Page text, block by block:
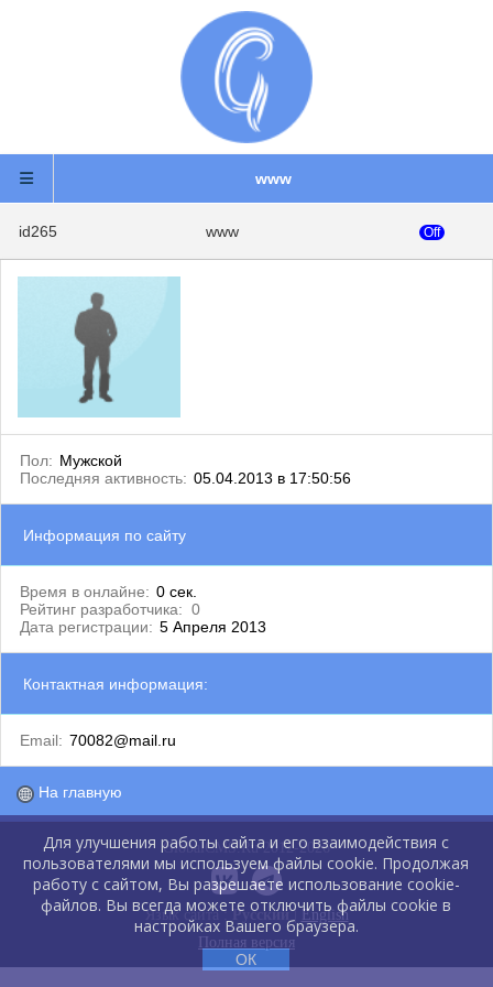
www
id265 www Off
Пол: Мужской
Последняя активность: 05.04.2013 в 17:50:56
Информация по сайту
Время в онлайне: 0 сек.
Рейтинг разработчика: 0
Дата регистрации: 5 Апреля 2013
Контактная информация:
Email: 70082@mail.ru
На главную
GlobalCMS.Ru 2012-2026
Язык сайта :Русский| English
Полная версия
Для улучшения работы сайта и его взаимодействия с
пользователями мы используем файлы cookie. Продолжая
работу с сайтом, Вы разрешаете использование cookie-
файлов. Вы всегда можете отключить файлы cookie в
настройках Вашего браузера.
ОК